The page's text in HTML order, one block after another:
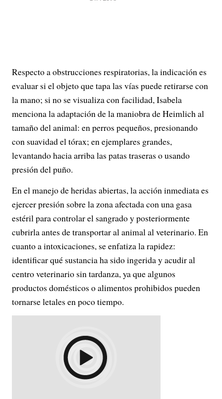
Respecto a obstrucciones respiratorias, la indicación es
evaluar si el objeto que tapa las vías puede retirarse con
la mano; si no se visualiza con facilidad, Isabela
menciona la adaptación de la maniobra de Heimlich al
tamaño del animal: en perros pequeños, presionando
con suavidad el tórax; en ejemplares grandes,
levantando hacia arriba las patas traseras o usando
presión del puño.
En el manejo de heridas abiertas, la acción inmediata es
ejercer presión sobre la zona afectada con una gasa
estéril para controlar el sangrado y posteriormente
cubrirla antes de transportar al animal al veterinario. En
cuanto a intoxicaciones, se enfatiza la rapidez:
identificar qué sustancia ha sido ingerida y acudir al
centro veterinario sin tardanza, ya que algunos
productos domésticos o alimentos prohibidos pueden
tornarse letales en poco tiempo.